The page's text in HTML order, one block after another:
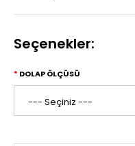
Seçenekler:
DOLAP ÖLÇÜSÜ